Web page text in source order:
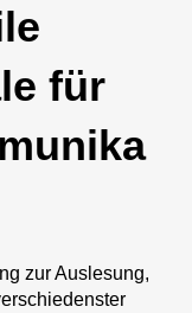
für
zur Auslesung,